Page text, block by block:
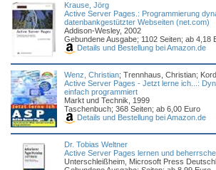
Krause, Jörg
Active Server Pages.: Programmierung
datenbankgestützter Webseiten (net.com)
Addison-Wesley, 2002
Gebundene Ausgabe; 1102 Seiten; ab 4,18
Details und Bestellung bei Amazon.de
Wenz, Christian; Trennhaus, Christian;
Active Server Pages - Jetzt lerne ich...:
einfach programmiert
Markt und Technik, 1999
Taschenbuch; 368 Seiten; ab 6,00 Euro
Details und Bestellung bei Amazon.de
Dr. Tobias Weltner
Active Server Pages lernen und
Unterschleißheim, Microsoft Press